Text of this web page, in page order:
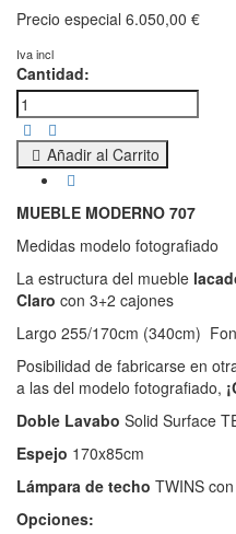
Precio especial 6.050,00 €
Iva incl
Cantidad:
Añadir al Carrito
MUEBLE MODERNO 707
Medidas modelo fotografiado
La estructura del mueble
Claro con 3+2 cajones
Largo 255/170cm (340cm)
Posibilidad de fabricarse en
a las del modelo fotografiado,
Doble Lavabo Solid Surface
Espejo 170x85cm
Lámpara de techo TWINS
Opciones: